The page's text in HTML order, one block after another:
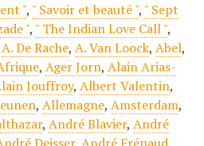
", " Savoir et beauté ", " Sept
", " The Indian Love Call ",
A. De Rache, A. Van Loock, Abel,
, Ager Jorn, Alain Arias-
Jouffroy, Albert Valentin,
, Allemagne, Amsterdam,
, André Blavier, André